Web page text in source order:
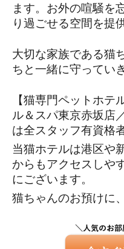
ます。お外の喧騒を
り過ごせる空間を提
大切な家族である猫
ちと一緒に守ってい
【猫専門ペットホテ
ル＆スパ東京赤坂店
は全スタッフ有資格
当猫ホテルは港区や
からもアクセスしや
にございます。
猫ちゃんのお預けに